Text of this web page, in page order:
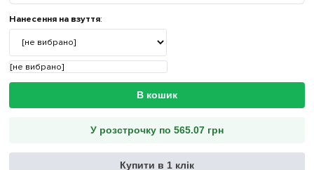
Нанесення на взуття:
[не вибрано]
В кошик
У розстрочку по 565.07 грн
Купити в 1 клік